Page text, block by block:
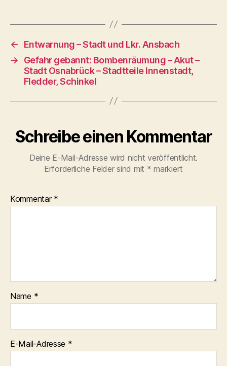
←
Entwarnung – Stadt und Lkr. Ansbach
→
Gefahr gebannt: Bombenräumung – Akut –
Stadt Osnabrück – Stadtteile Innenstadt,
Fledder, Schinkel
Schreibe einen Kommentar
Deine E-Mail-Adresse wird nicht veröffentlicht.
Erforderliche Felder sind mit * markiert
Kommentar *
Name *
E-Mail-Adresse *